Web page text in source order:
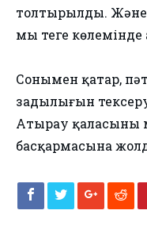
толтырылды. Және
мың теңге
Сонымен қатар,
заңдылығын
Атырау қаласының
басқармасына